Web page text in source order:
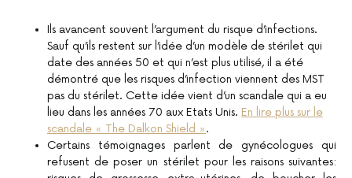
Ils avancent souvent l’argument du risque d’infections.
Sauf qu’ils restent sur l’idée d’un modèle de stérilet qui
date des années 50 et qui n’est plus utilisé, il a été
démontré que les risques d’infection viennent des MST
pas du stérilet. Cette idée vient d’un scandale qui a eu
lieu dans les années 70 aux Etats Unis. En lire plus sur le
scandale « The Dalkon Shield ».
Certains témoignages parlent de gynécologues qui
refusent de poser un stérilet pour les raisons suivantes: